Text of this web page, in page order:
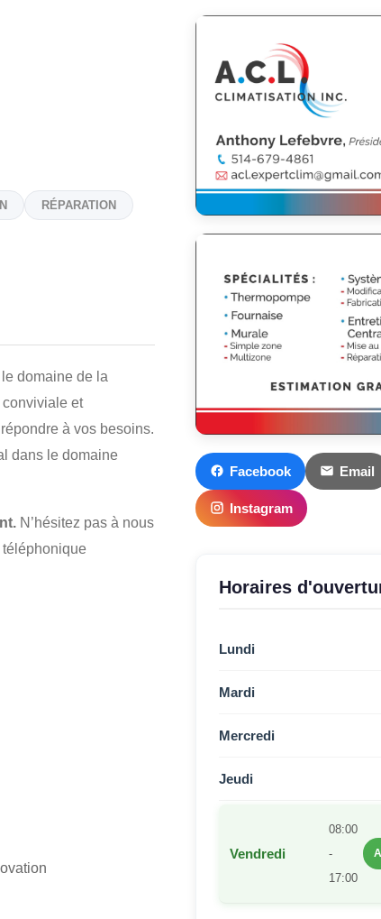
RÉPARATION
domaine de la
conviviale et
à vos besoins.
dans le domaine
N’hésitez pas à nous
Facebook Email
Instagram
Horaires
Lundi
Mardi
Mercredi
Jeudi
Vendredi
08:00
-
17:00